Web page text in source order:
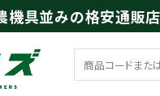
機具並みの格安通販店